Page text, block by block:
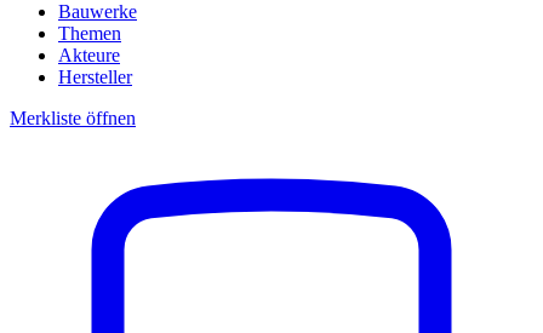
Bauwerke
Themen
Akteure
Hersteller
Merkliste öffnen